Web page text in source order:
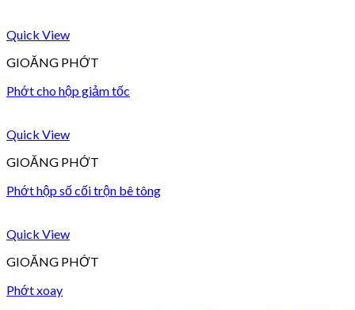
Quick View
GIOĂNG PHỚT
Phớt cho hộp giảm tốc
Quick View
GIOĂNG PHỚT
Phớt hộp số cối trộn bê tông
Quick View
GIOĂNG PHỚT
Phớt xoay